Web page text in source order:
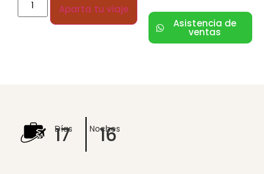
Aparta tu viaje
Asistencia de
ventas
Días
17 Noches
16